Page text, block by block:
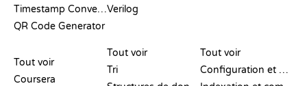
Timestamp Converter
QR Code Generator
Verilog
Tout voir
Coursera
Tout voir
Tri
Tout voir
Configuration et mise en place